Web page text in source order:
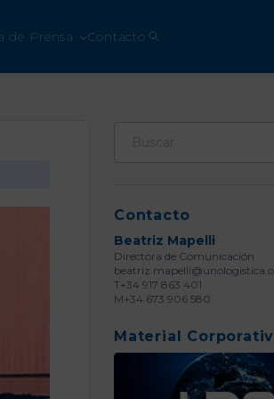
de Prensa Contacto
Contacto
Beatriz Mapelli
Directora de Comunicación
T+34 917 863 401
M+34 673 906 580
Material